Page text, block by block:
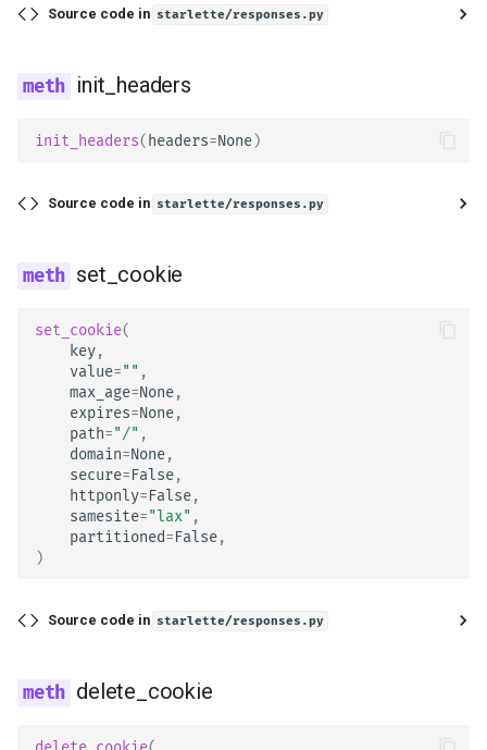
Source code in starlette/responses.py
init_headers
init_headers( headers=None)
Source code in starlette/responses.py
set_cookie
set_cookie(
key,
value="" ,
max_age=None,
expires=None,
path="/" ,
domain=None,
secure=False,
httponly=False,
samesite="lax" ,
partitioned=False,
)
Source code in starlette/responses.py
delete_cookie